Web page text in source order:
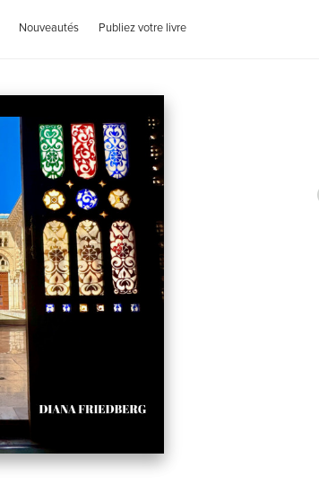
Nouveautés Publiez votre livre